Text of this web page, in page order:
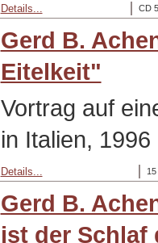
CD
Details...
Gerd B.
Eitelkeit"
Vortrag auf
in Italien, 1996
Details...
Gerd B.
ist der Schlaf